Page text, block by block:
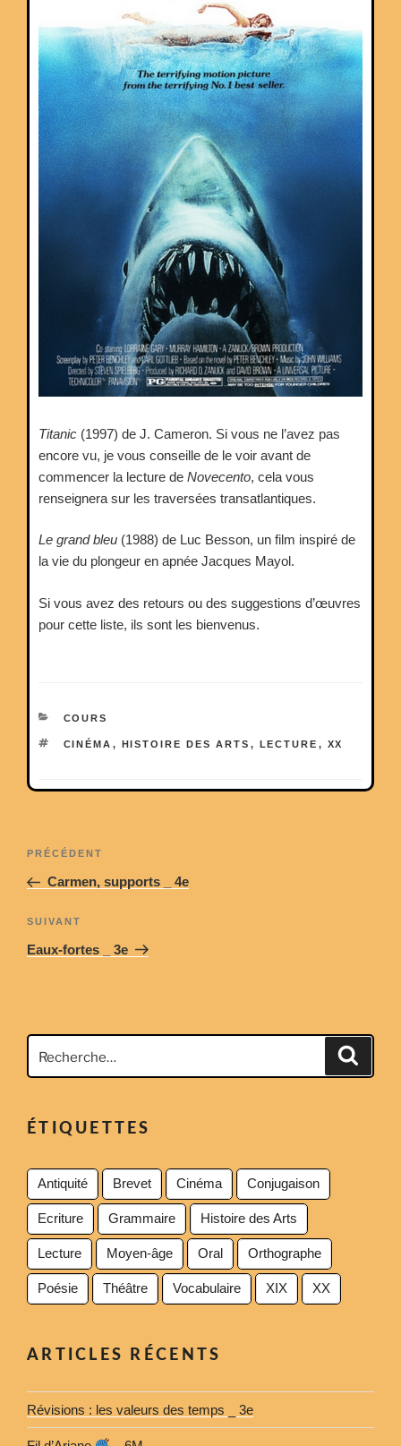
Titanic (1997) de J. Cameron. Si vous ne l’avez pas
encore vu, je vous conseille de le voir avant de
commencer la lecture de Novecento, cela vous
renseignera sur les traversées transatlantiques.
Le grand bleu (1988) de Luc Besson, un film inspiré de
la vie du plongeur en apnée Jacques Mayol.
Si vous avez des retours ou des suggestions d’œuvres
pour cette liste, ils sont les bienvenus.
CATÉGORIES
COURS
ÉTIQUETTES
CINÉMA , HISTOIRE DES ARTS , LECTURE , XX
Navigation
l’article
Article
précédent
PRÉCÉDENT
Carmen, supports _ 4e
Article
suivant
SUIVANT
Eaux-fortes _ 3e
pour
ÉTIQUETTES
Antiquité Brevet Cinéma Conjugaison
Ecriture Grammaire Histoire des Arts
Lecture Moyen-âge Oral Orthographe
Poésie Théâtre Vocabulaire XIX XX
ARTICLES RÉCENTS
Révisions : les valeurs des temps _ 3e